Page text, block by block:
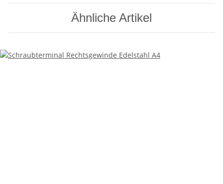
Ähnliche Artikel